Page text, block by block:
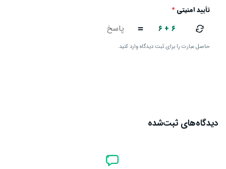
تأیید امنیتی*
۶ + ۶ =
حاصل عبارت را برای ثبت دیدگاه وارد کنید.
دیدگاه‌های ثبت‌شده